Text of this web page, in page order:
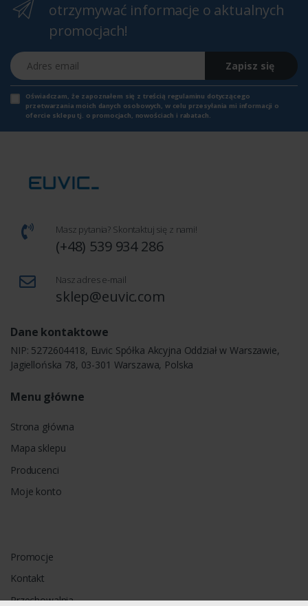
otrzymywać informacje o aktualnych
promocjach!
Adres email
Zapisz się
Oświadczam, że zapoznałem się z treścią regulaminu dotyczącego
przetwarzania moich danych osobowych, w celu przesyłania mi informacji o
ofercie sklepu tj. o promocjach, nowościach i rabatach.
Masz pytania? Skontaktuj się z nami!
(+48) 539 934 286
Nasz adres e-mail
sklep@euvic.com
Dane kontaktowe
NIP: 5272604418, Euvic Spółka Akcyjna Oddział w Warszawie,
Jagiellońska 78, 03-301 Warszawa, Polska
Menu główne
Strona główna
Mapa sklepu
Producenci
Moje konto
Promocje
Kontakt
Przechowalnia